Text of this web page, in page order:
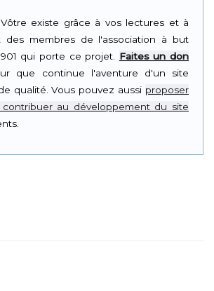
existe grâce à vos lectures et à
des membres de l'association à but
qui porte ce projet. Faites un don
que continue l'aventure d'un site
qualité. Vous pouvez aussi proposer
au développement du site